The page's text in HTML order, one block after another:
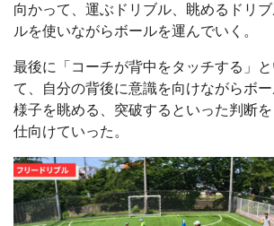
向かって、運ぶドリブル、眺めるドリ
ルを使いながらボールを運んでいく。
最後に「コーチが背中をタッチする」
て、自分の背後に意識を向けながらボ
様子を眺める、突破するといった判断
仕向けていった。